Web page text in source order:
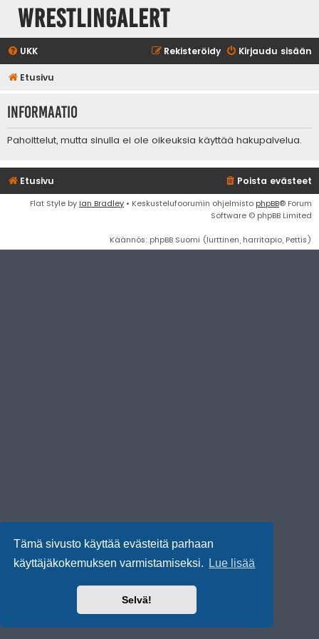
Tämä sivusto käyttää evästeitä parhaan
käyttäjäkokemuksen varmistamiseksi.
Lue lisää
Selvä!
WrestlingAlert
UKK Kirjaudu sisään
Rekisteröidy
Etusivu
Informaatio
Pahoittelut, mutta sinulla ei ole oikeuksia käyttää hakupalvelua.
Etusivu Poista evästeet
Flat Style by Ian Bradley • Keskustelufoorumin ohjelmisto phpBB® Forum
Software © phpBB Limited
Käännös: phpBB Suomi (lurttinen, harritapio, Pettis)